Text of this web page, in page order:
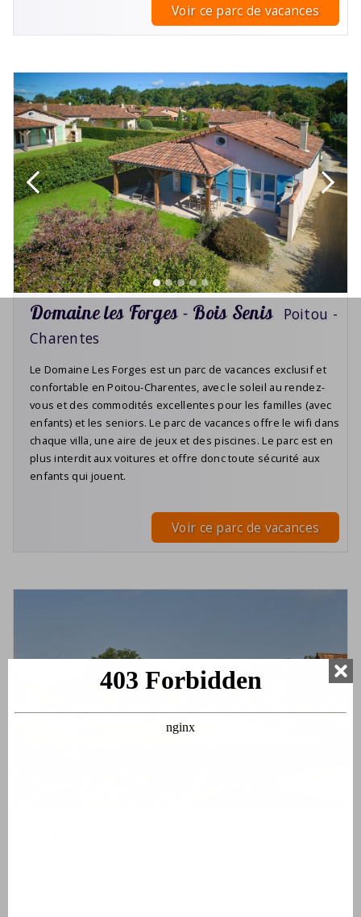
Voir ce parc de vacances
Domaine les Forges - Bois Senis Poitou -
Charentes
Le Domaine Les Forges est un parc de vacances exclusif et
confortable en Poitou-Charentes, avec le soleil au rendez-
vous et des commodités excellentes pour les familles (avec
enfants) et les seniors. Le parc de vacances offre le wifi dans
chaque villa, une aire de jeux et des piscines. Le parc est en
plus interdit aux voitures et offre donc toute sécurité aux
enfants qui jouent.
Voir ce parc de vacances